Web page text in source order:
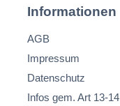
Informationen
AGB
Impressum
Datenschutz
Infos gem. Art 13-14